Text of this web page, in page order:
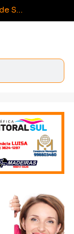
Sangão conquista medalhas inéditas nos Joguinhos Abertos de Santa Catarina